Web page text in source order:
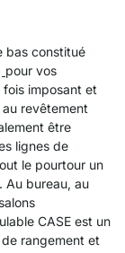
bas constitué
pour vos
imposant et
revêtement
être
lignes de
le pourtour un
Au bureau, au
CASE est un
rangement et